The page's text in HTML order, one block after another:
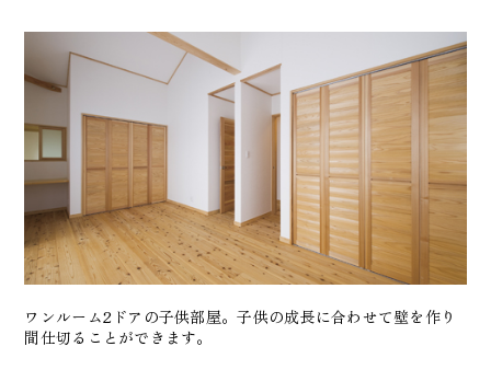
ワンルーム2ドアの子供部屋。子供の成長に合わせて壁を作り
間仕切ることができます。